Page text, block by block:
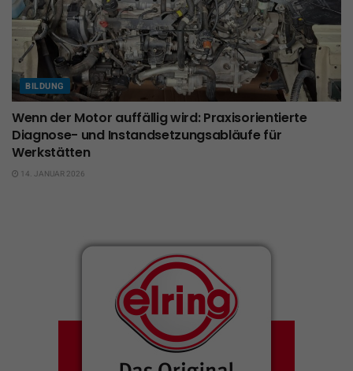
BILDUNG
Wenn der Motor auffällig wird: Praxisorientierte
Diagnose- und Instandsetzungsabläufe für
Werkstätten
14. JANUAR 2026